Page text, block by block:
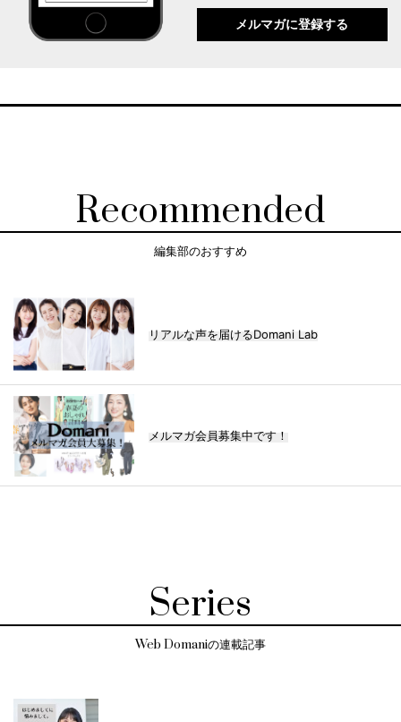
メルマガに登録する
Recommended
編集部のおすすめ
リアルな声を届けるDomani Lab
メルマガ会員募集中です！
Series
Web Domaniの連載記事